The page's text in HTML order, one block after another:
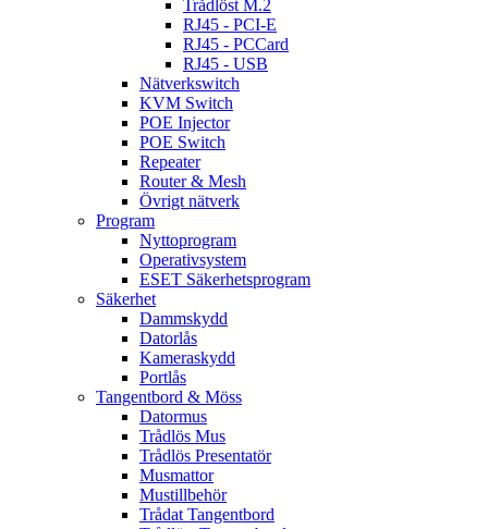
Trådlöst M.2
RJ45 - PCI-E
RJ45 - PCCard
RJ45 - USB
Nätverkswitch
KVM Switch
POE Injector
POE Switch
Repeater
Router & Mesh
Övrigt nätverk
Program
Nyttoprogram
Operativsystem
ESET Säkerhetsprogram
Säkerhet
Dammskydd
Datorlås
Kameraskydd
Portlås
Tangentbord & Möss
Datormus
Trådlös Mus
Trådlös Presentatör
Musmattor
Mustillbehör
Trådat Tangentbord